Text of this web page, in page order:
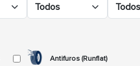
Antifuros (Runflat)